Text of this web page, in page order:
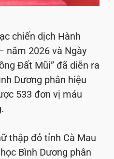
chiến dịch Hành
năm 2026 và Ngày
Đất Mũi” đã diễn ra
Dương phân hiệu
533 đơn vị máu
thập đỏ tỉnh Cà Mau
Bình Dương phân